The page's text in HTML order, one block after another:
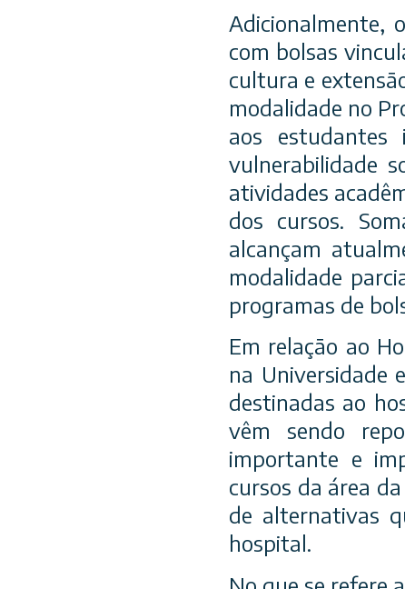
Adicionalmente,
com bolsas
cultura e
modalidade no
aos estudantes
vulnerabilidade
atividades
dos cursos.
alcançam
modalidade
programas de
Em relação ao
na Universidade
destinadas ao
vêm sendo
importante e
cursos da área
de alternativas
hospital.